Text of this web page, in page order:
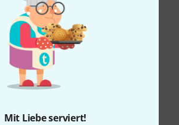
Mit Liebe serviert!
Hilfe & Feedback